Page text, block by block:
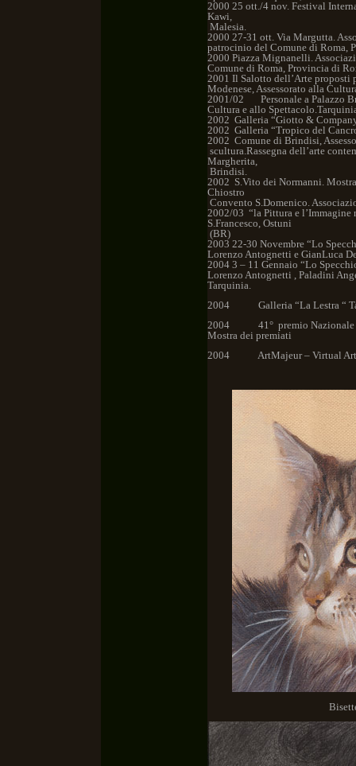
2000 25 ott./4 nov. Festival
Kawi,
Malesia.
2000 27-31 ott. Via Margutta.
patrocinio del Comune di Roma,
2000 Piazza Mignanelli.
Comune di Roma, Provincia di
2001 Il Salotto dell’Arte proposti
Modenese, Assessorato alla
2001/02 Personale a Palazzo
Cultura e allo
2002 Galleria “Giotto &
2002 Galleria “Tropico del
2002 Comune di Brindisi,
scultura.Rassegna dell’arte
Margherita,
Brindisi.
2002 S.Vito dei Normanni.
Chiostro
Convento S.Domenico.
2002/03 “la Pittura e l’Immagine
S.Francesco, Ostuni
(BR)
2003 22-30 Novembre “Lo
Lorenzo Antognetti e GianLuca
2004 3 – 11 Gennaio “Lo
Lorenzo Antognetti , Paladini
Tarquinia.
2004 Galleria “La Lestra “
2004 41° premio Nazionale di
Mostra dei premiati
2004 ArtMajeur – Virtual Art